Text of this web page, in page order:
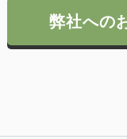
弊社への